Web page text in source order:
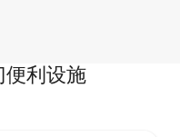
便利设施